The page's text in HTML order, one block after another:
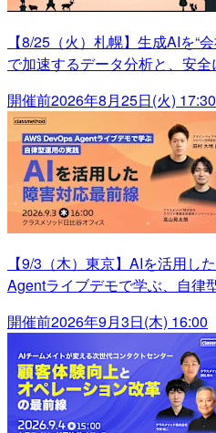
【8/25（火）札幌】生成AIを“
で加速するデータ分析と、安
開催前2026年8月25日(火) 17:30
【9/3（木）東京】AIを活用し
Agentライブデモで学ぶ、自律
開催前2026年9月3日(木) 16:00